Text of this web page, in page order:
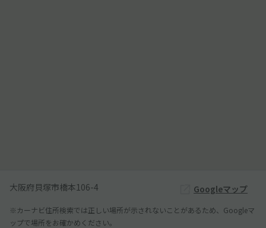
大阪府貝塚市橋本106-4 Googleマップ
※カーナビ住所検索では正しい場所が示されないことがあるため、Googleマ
ップで場所をお確かめください。